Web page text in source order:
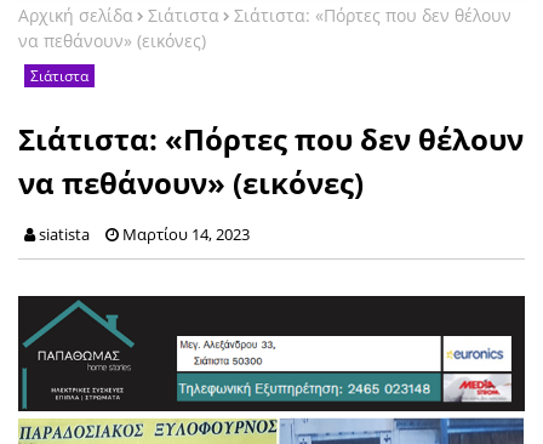
Αρχική σελίδα Σιάτιστα
Σιάτιστα: «Πόρτες που δεν θέλουν
να πεθάνουν» (εικόνες)
Σιάτιστα
Σιάτιστα: «Πόρτες που δεν θέλουν
να πεθάνουν» (εικόνες)
siatista Μαρτίου 14, 2023